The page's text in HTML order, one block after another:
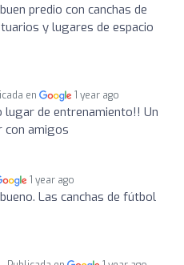
predio con canchas de
y lugares de espacio
en 1 year ago
lugar de entrenamiento!! Un
con amigos
1 year ago
Las canchas de fútbol